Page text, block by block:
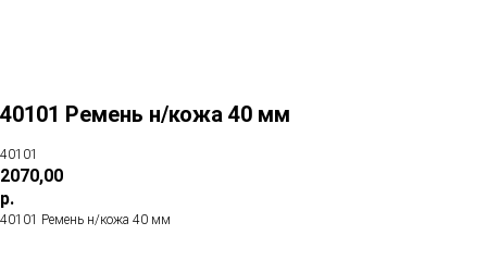
40101 Ремень н/кожа 40 мм
40101
2070,00
р.
40101 Ремень н/кожа 40 мм